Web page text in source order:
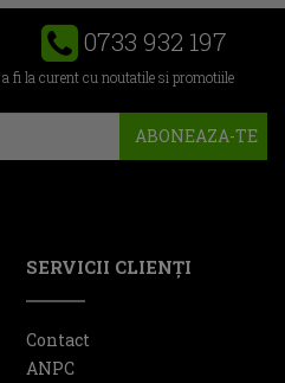
0733 932 197
fi la curent cu noutatile si promotiile
ABONEAZA-TE
SERVICII CLIENŢI
Contact
ANPC